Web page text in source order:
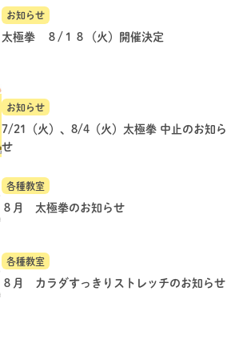
お知らせ
太極拳 ８/１８（火）開催決定
お知らせ
7/21（火）、8/4（火）太極拳 中止のお知ら
せ
各種教室
８月 太極拳のお知らせ
各種教室
８月 カラダすっきりストレッチのお知らせ